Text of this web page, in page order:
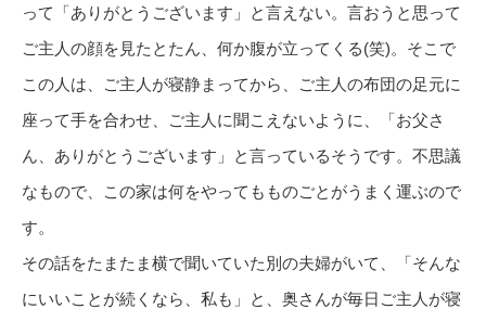
って「ありがとうございます」と言えない。言おうと思って
ご主人の顔を見たとたん、何か腹が立ってくる(笑)。そこで
この人は、ご主人が寝静まってから、ご主人の布団の足元に
座って手を合わせ、ご主人に聞こえないように、「お父さ
ん、ありがとうございます」と言っているそうです。不思議
なもので、この家は何をやってもものごとがうまく運ぶので
す。
その話をたまたま横で聞いていた別の夫婦がいて、「そんな
にいいことが続くなら、私も」と、奥さんが毎日ご主人が寝